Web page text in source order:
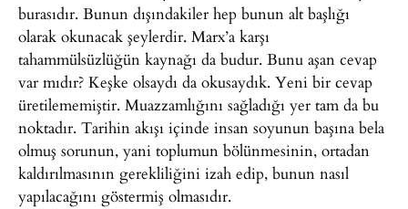
burasıdır. Bunun dışındakiler hep bunun alt başlığı
olarak okunacak şeylerdir. Marx’a karşı
tahammülsüzlüğün kaynağı da budur. Bunu aşan cevap
var mıdır? Keşke olsaydı da okusaydık. Yeni bir cevap
üretilememiştir. Muazzamlığını sağladığı yer tam da bu
noktadır. Tarihin akışı içinde insan soyunun başına bela
olmuş sorunun, yani toplumun bölünmesinin, ortadan
kaldırılmasının gerekliliğini izah edip, bunun nasıl
yapılacağını göstermiş olmasıdır.